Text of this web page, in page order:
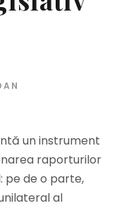
un instrument
raporturilor
pe de o parte,
al